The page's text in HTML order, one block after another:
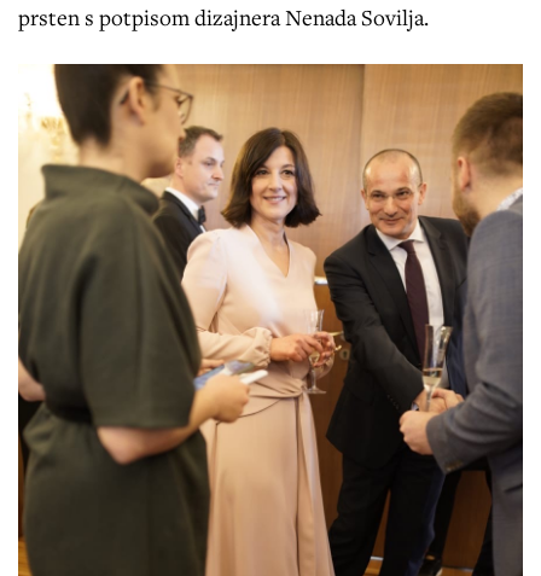
prsten s potpisom dizajnera Nenada Sovilja.